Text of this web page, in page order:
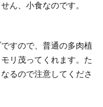
ん、小食なのです。
すので、普通の多肉植
リ茂ってくれます。た
るので注意してくださ